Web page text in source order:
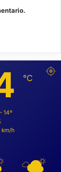
℃
14º
km/h